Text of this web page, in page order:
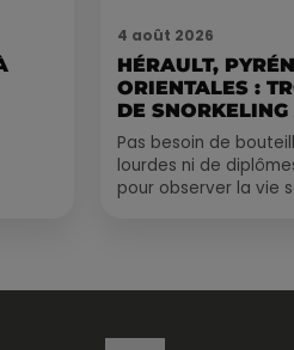
4 août 2026
HÉRAULT,
ORIENTALES :
DE SNORKELING
EXPLORER...
Pas besoin de
lourdes ni de
pour observer la vie